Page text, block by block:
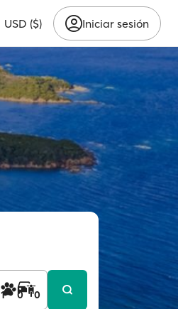
USD ($) Iniciar sesión
1 0 0